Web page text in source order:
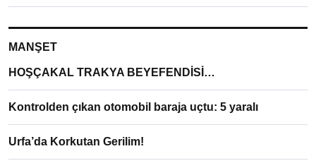
MANŞET
HOŞÇAKAL TRAKYA BEYEFENDİSİ…
Kontrolden çıkan otomobil baraja uçtu: 5 yaralı
Urfa’da Korkutan Gerilim!